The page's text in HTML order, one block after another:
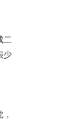
二
少